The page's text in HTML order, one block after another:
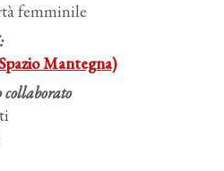
femminile
Mantegna)
collaborato